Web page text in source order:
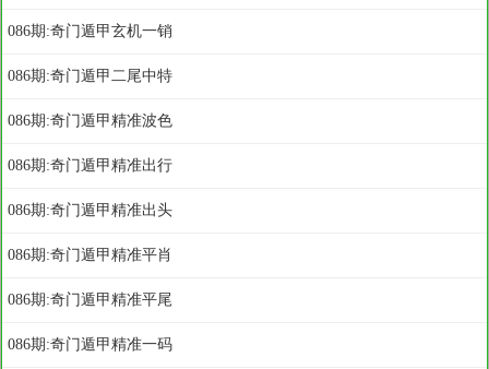
086期:奇门遁甲玄机一销
086期:奇门遁甲二尾中特
086期:奇门遁甲精准波色
086期:奇门遁甲精准出行
086期:奇门遁甲精准出头
086期:奇门遁甲精准平肖
086期:奇门遁甲精准平尾
086期:奇门遁甲精准一码